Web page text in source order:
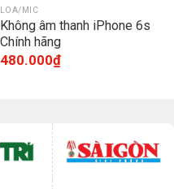
LOA/MIC
Không âm thanh iPhone 6s
Chính hãng
480.000₫